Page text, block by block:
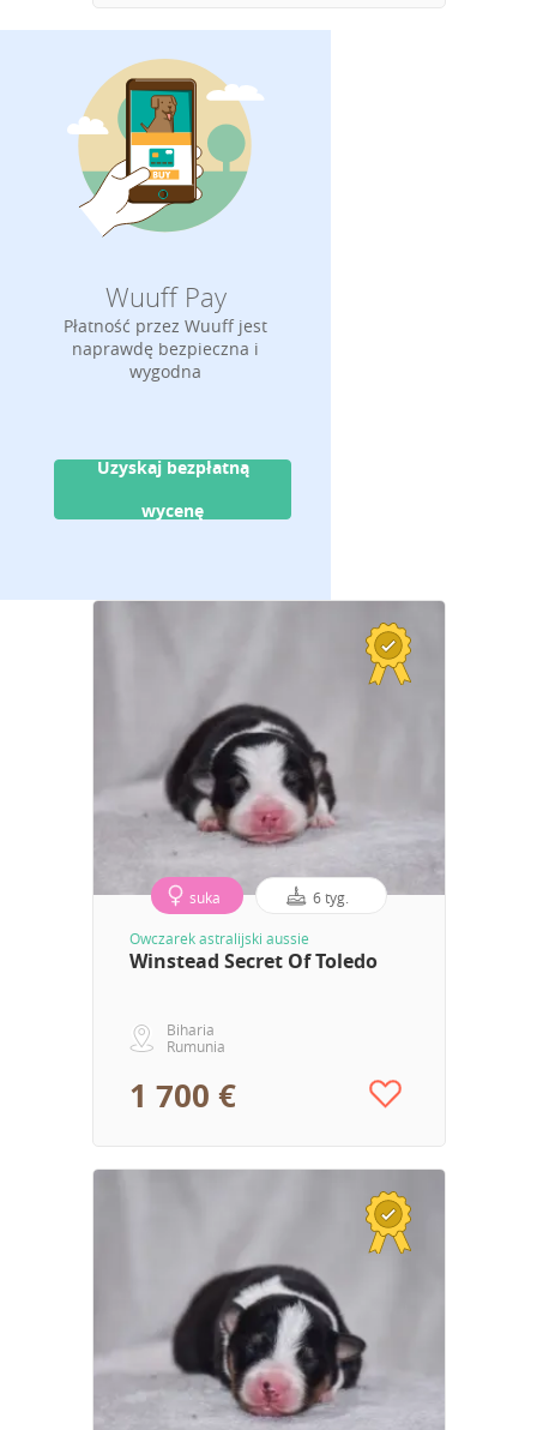
Wuuff Pay
Płatność przez Wuuff jest
naprawdę bezpieczna i
wygodna
Uzyskaj bezpłatną
wycenę
suka 6 tyg.
Owczarek astralijski aussie
Winstead Secret Of Toledo
Biharia
Rumunia
1 700 €